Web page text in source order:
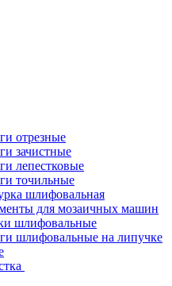
отрезные
зачистные
лепестковые
точильные
шлифовальная
для мозаичных машин
шлифовальные
шлифовальные на липучке